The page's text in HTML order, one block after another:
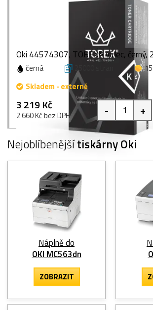
Oki 44574307, TOREX® válec, černý,
černá 25000 stran
Skladem - externě
3 219 Kč
2 660 Kč bez DPH - +
Nejoblíbenějšítiskárny Oki
Náplně do
OKI MC563dn
ZOBRAZIT